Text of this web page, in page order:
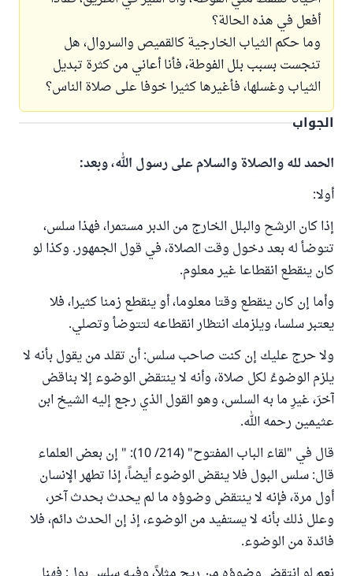
أفعل في هذه الحالة؟
وما حكم الثياب الخارجية كالقميص والسروال، هل
تنجست بسبب بلل الفوطة، فأنا أعاني من كثرة تبديل
الثياب وغسلها، فأغيرها كثيرا خوفا على صلاة الناس؟
الجواب
الحمد لله والصلاة والسلام على رسول الله، وبعد:
أولا:
إذا كان الرشح والبلل الخارج من الدبر مستمرا، فهذا سلس،
تتوضأ له بعد دخول وقت الصلاة، في قول الجمهور. وكذا لو
كان ينقطع انقطاعا غير معلوم.
وأما إن كان ينقطع وقتا معلوما، أو ينقطع زمنا كثيرا، فلا
يعتبر سلسا، ويلزمك انتظار انقطاعه لتتوضأ وتصلي.
ولا حرج عليك إن كنت صاحب سلس: أن تقلد من يقول بأنه لا
يلزم الوضوءُ لكل صلاة، وأنه لا ينتقض الوضوء إلا بناقض
آخرَ، غيرِ ما به السلس، وهو القول الذي رجع إليه الشيخ ابن
عثيمين رحمه الله.
قال في "لقاء الباب المفتوح" (214/ 10): " إن بعض العلماء
قال: سلس البول فلا ينقض الوضوء أيضاً، إذا تطهر الإنسان
أول مرة، فإنه لا ينتقض وضوؤه ما لم يحدث بحدث آخر،
وعلل ذلك بأنه لا يستفيد من الوضوء، إذ إن الحدث دائم، فلا
فائدة من الوضوء.